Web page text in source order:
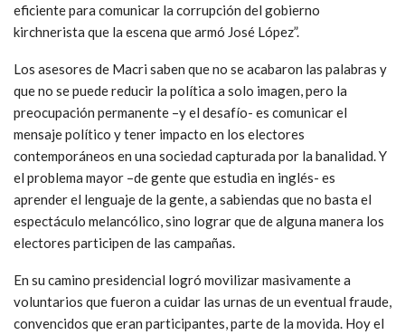
eficiente para comunicar la corrupción del gobierno
kirchnerista que la escena que armó José López”.
Los asesores de Macri saben que no se acabaron las palabras y
que no se puede reducir la política a solo imagen, pero la
preocupación permanente –y el desafío- es comunicar el
mensaje político y tener impacto en los electores
contemporáneos en una sociedad capturada por la banalidad. Y
el problema mayor –de gente que estudia en inglés- es
aprender el lenguaje de la gente, a sabiendas que no basta el
espectáculo melancólico, sino lograr que de alguna manera los
electores participen de las campañas.
En su camino presidencial logró movilizar masivamente a
voluntarios que fueron a cuidar las urnas de un eventual fraude,
convencidos que eran participantes, parte de la movida. Hoy el